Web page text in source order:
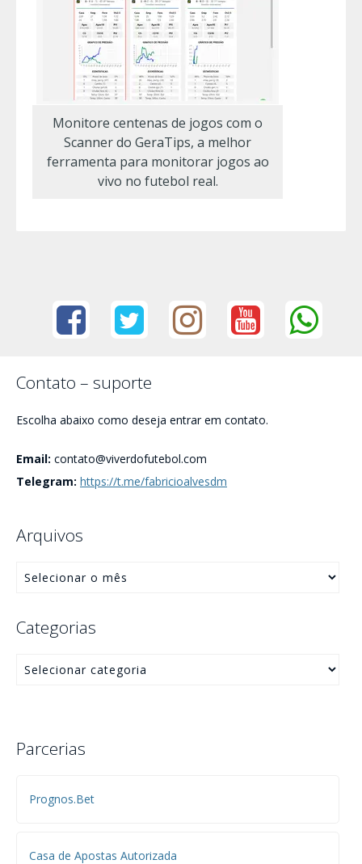
Monitore centenas de jogos com o
Scanner do GeraTips, a melhor
ferramenta para monitorar jogos ao
vivo no futebol real.
Contato – suporte
Escolha abaixo como deseja entrar em contato.
Email: contato@viverdofutebol.com
Telegram: https://t.me/fabricioalvesdm
Arquivos
Categorias
Parcerias
Prognos.Bet
Casa de Apostas Autorizada